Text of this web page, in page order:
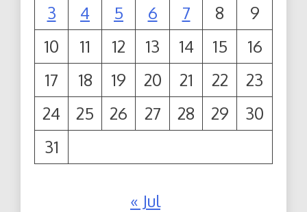
3
4 5 6 7 8
9
10
11 12 13 14 15
16
17
18 19 20 21 22
23
24
25 26 27 28 29
30
31
« Jul